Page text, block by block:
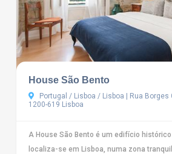
House São Bento
Portugal / Lisboa / Lisboa | Rua Borges
1200-619 Lisboa
A House São Bento é um edifício
localiza-se em Lisboa, numa zona